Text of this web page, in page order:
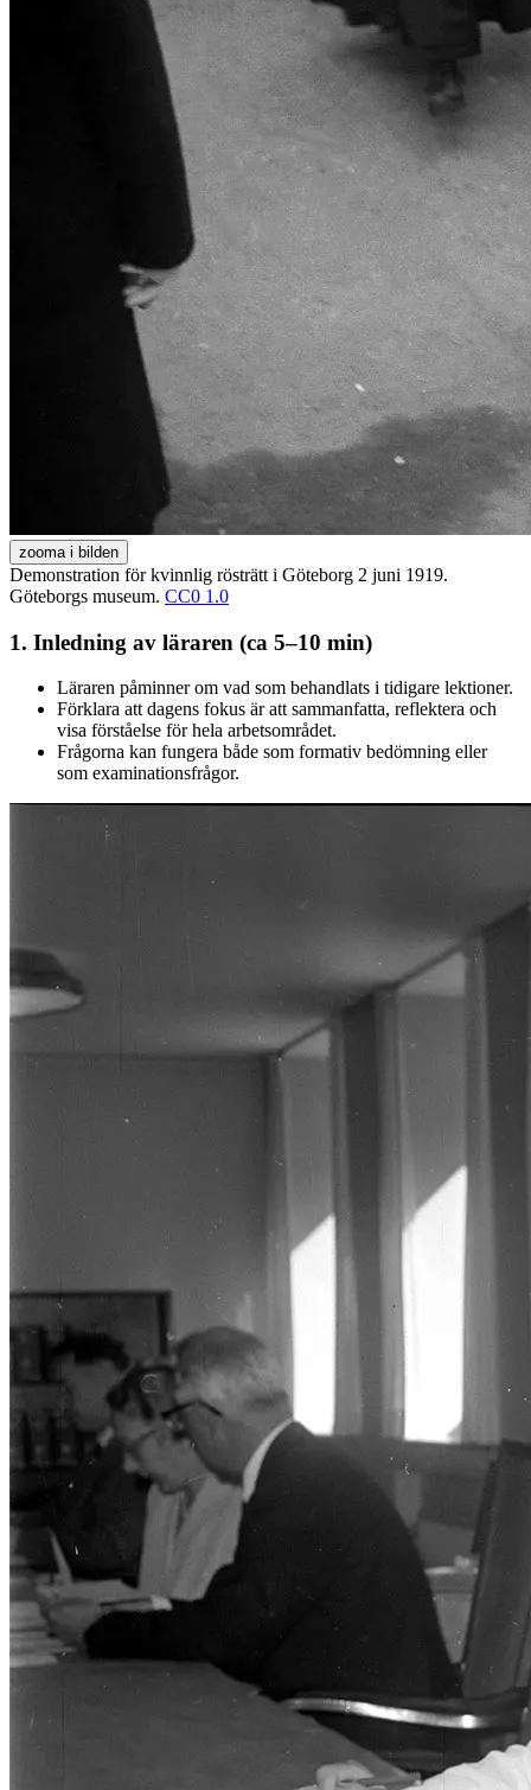
zooma i bilden
Demonstration för kvinnlig rösträtt i Göteborg 2 juni 1919.
Göteborgs museum. CC0 1.0
1. Inledning av läraren (ca 5–10 min)
Läraren påminner om vad som behandlats i tidigare lektioner.
Förklara att dagens fokus är att sammanfatta, reflektera och
visa förståelse för hela arbetsområdet.
Frågorna kan fungera både som formativ bedömning eller
som examinationsfrågor.